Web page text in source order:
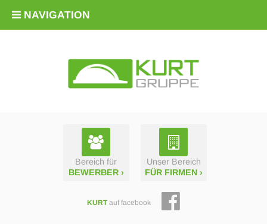
Bereich für
BEWERBER ›
Unser Bereich
FÜR FIRMEN ›
KURT auf facebook
NAVIGATION